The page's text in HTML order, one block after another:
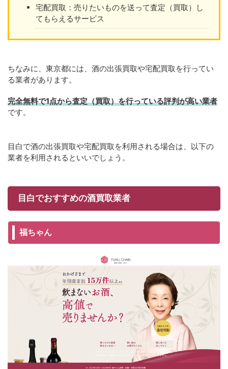
宅配買取：売りたいものを送って査定（買取）し
てもらえるサービス
ちなみに、東京都には、酒の出張買取や宅配買取を行ってい
る業者があります。
完全無料で1点から査定（買取）を行っている評判が高い業者
です。
目白で酒の出張買取や宅配買取を利用される場合は、以下の
業者を利用されるといいでしょう。
目白でおすすめの酒買取業者
福ちゃん